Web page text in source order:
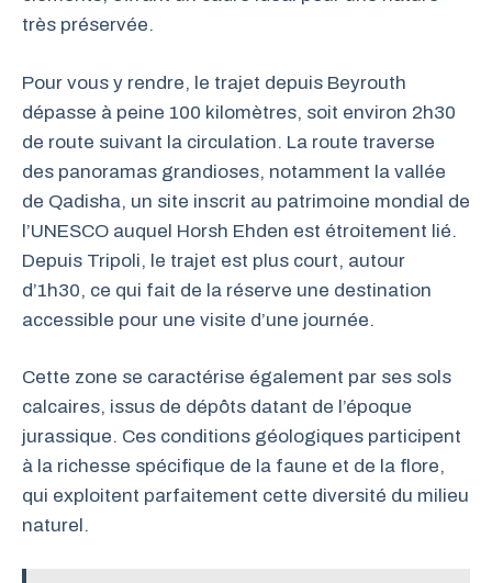
très préservée.
Pour vous y rendre, le trajet depuis Beyrouth
dépasse à peine 100 kilomètres, soit environ 2h30
de route suivant la circulation. La route traverse
des panoramas grandioses, notamment la vallée
de Qadisha, un site inscrit au patrimoine mondial de
l’UNESCO auquel Horsh Ehden est étroitement lié.
Depuis Tripoli, le trajet est plus court, autour
d’1h30, ce qui fait de la réserve une destination
accessible pour une visite d’une journée.
Cette zone se caractérise également par ses sols
calcaires, issus de dépôts datant de l’époque
jurassique. Ces conditions géologiques participent
à la richesse spécifique de la faune et de la flore,
qui exploitent parfaitement cette diversité du milieu
naturel.